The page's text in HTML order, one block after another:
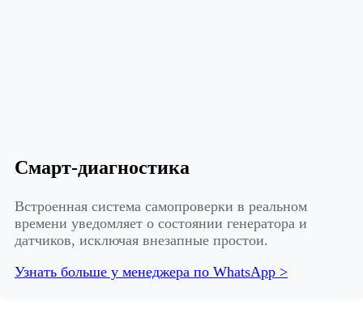
Смарт-диагностика
Встроенная система самопроверки в реальном
времени уведомляет о состоянии генератора и
датчиков, исключая внезапные простои.
Узнать больше у менеджера по WhatsApp >